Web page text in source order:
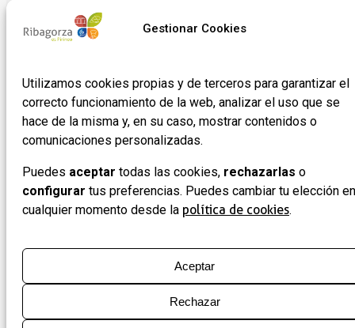
Gestionar Cookies
Utilizamos cookies propias y de terceros para garantizar el
correcto funcionamiento de la web, analizar el uso que se
hace de la misma y, en su caso, mostrar contenidos o
comunicaciones personalizadas.
Puedes aceptar todas las cookies, rechazarlas o
configurar tus preferencias. Puedes cambiar tu elección en
cualquier momento desde la política de cookies.
Aceptar
Rechazar
Noticias
(Huesca)
Cookies
de
adhesión
de
empresas